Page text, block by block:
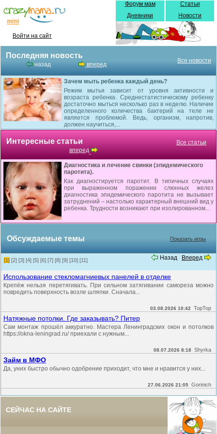
Войти на сайт
Форум мам
Дневники
Статьи
Новости
Последняя новость
назад вперед
Все новости
Зачем мыть ребенка каждый день?
Режим мытья зависит от уровня активности и
возраста ребенка. Среднестатистическому ребенку
достаточно мыться несколько раз в неделю. Наличие
определенного количества бактерий на теле не
является проблемой. Ведь, организм, напротив,
должен научиться,...
Интересные статьи
вперед
Все статьи
Диагностика и лечение свинки (эпидемического
паротита).
Как диагностируется паротит. В типичных случаях
при выраженном поражении слюнных желез
диагностика эпидемического паротита не вы­зывает
затруднений – настолько характерный внешний вид у
ребенка. Трудности возникают при изолированном...
Обсуждаемые темы Показать игры
Назад Вперед
[1] [2] [3] [4] [5] [6] [7] [8] [9] [10] [11]
Использование стекломагниевых панелей в отделке
Крепёж нельзя перетягивать. При сильном затягивании самореза можно
повредить поверхность возле шляпки. Сначала...
03.08.2026 10:42 TopTop
Натяжные потолки. Где заказывать? Питер
Сам монтаж прошёл аккуратно. Мастера Ленинградских окон и потолков
https://okna-leningrad.ru/ приехали с нужным...
08.07.2026 8:18 Shyrka
Займ в МФО
Да, уних быстро обычно одобрение приходит, что мне и нравится у них...
27.06.2026 21:05 Gorinich
СЕЙЧАС НА САЙТЕ